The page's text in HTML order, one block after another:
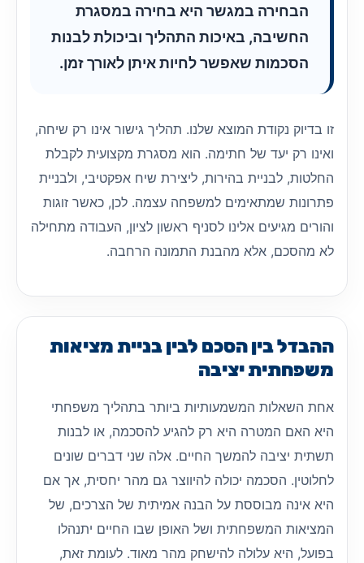
הבחירה במגשר היא בחירה במסגרת
החשיבה, באיכות התהליך וביכולת לבנות
הסכמות שאפשר לחיות איתן לאורך זמן.
זו בדיוק נקודת המוצא שלנו. תהליך גישור אינו רק שיחה,
ואינו רק יעד של חתימה. הוא מסגרת מקצועית לקבלת
החלטות, לבניית בהירות, ליצירת שיח אפקטיבי, ולבניית
פתרונות שמתאימים למשפחה עצמה. לכן, כאשר זוגות
והורים מגיעים אלינו לסניף ראשון לציון, העבודה מתחילה
לא מהסכם, אלא מהבנת התמונה הרחבה.
ההבדל בין הסכם לבין בניית מציאות
משפחתית יציבה
אחת השאלות המשמעותיות ביותר בתהליך משפחתי
היא האם המטרה היא רק להגיע להסכמה, או לבנות
תשתית יציבה להמשך החיים. אלה שני דברים שונים
לחלוטין. הסכמה יכולה להיווצר גם מהר יחסית, אך אם
היא אינה מבוססת על הבנה אמיתית של הצרכים, של
המציאות המשפחתית ושל האופן שבו החיים יתנהלו
בפועל, היא עלולה להישחק מהר מאוד. לעומת זאת,